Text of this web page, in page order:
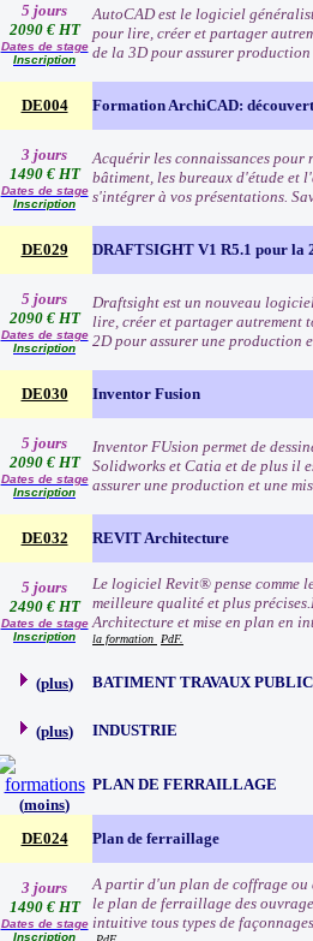
5 jours
2090 € HT
Dates de stage
Inscription
AutoCAD est le logiciel
pour lire, créer et partager
de la 3D pour assurer
DE004 Formation ArchiCAD:
3 jours
1490 € HT
Dates de stage
Inscription
Acquérir les connaissances
bâtiment, les bureaux d'étude et
s'intégrer à vos présentations.
DE029 DRAFTSIGHT V1 R5.1 pour la
5 jours
2090 € HT
Dates de stage
Inscription
Draftsight est un nouveau
lire, créer et partager autrement
2D pour assurer une production
DE030 Inventor Fusion
5 jours
2090 € HT
Dates de stage
Inscription
Inventor FUsion permet de
Solidworks et Catia et de plus il
assurer une production et une
DE032 REVIT Architecture
5 jours
2490 € HT
Dates de stage
Inscription
Le logiciel Revit® pense comme
meilleure qualité et plus
Architecture et mise en plan en
la formation
PdF.
(plus) BATIMENT TRAVAUX
(plus) INDUSTRIE
(moins)
PLAN DE FERRAILLAGE
DE024 Plan de ferraillage
3 jours
1490 € HT
Dates de stage
Inscription
A partir d'un plan de coffrage ou
le plan de ferraillage des
intuitive tous types de